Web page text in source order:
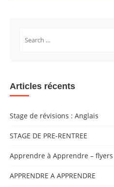
Articles récents
Stage de révisions : Anglais
STAGE DE PRE-RENTREE
Apprendre à Apprendre – flyers
APPRENDRE A APPRENDRE